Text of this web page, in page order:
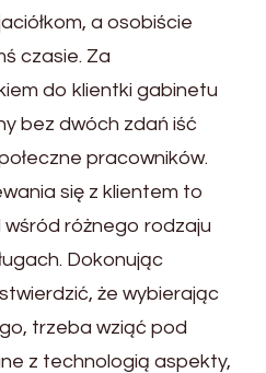
a osobiście
czasie. Za
do klientki gabinetu
bez dwóch zdań iść
pracowników.
się z klientem to
różnego rodzaju
Dokonując
że wybierając
trzeba wziąć pod
z technologią aspekty,